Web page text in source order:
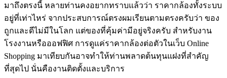
มาถึงตรงนี้ หลายท่านคงอยากทราบแล้วว่า ราคากล้องทั้งระบบ
อยู่ที่เท่าไหร่ จากประสบการณ์ตรงผมเรียนตามตรงครับว่า ของ
ถูกและดีไม่มีในโลก แต่ของที่คุ้มค่ามีอยู่จริงครับ สำหรับงาน
โรงงานหรือออฟฟิศ การดูแค่ราคากล้องต่อตัวในเว็บ Online
Shopping มาเทียบกันอาจทำให้ท่านพลาดต้นทุนแฝงที่สำคัญ
ที่สุดไป นั่นคืองานติดตั้งและบริการ